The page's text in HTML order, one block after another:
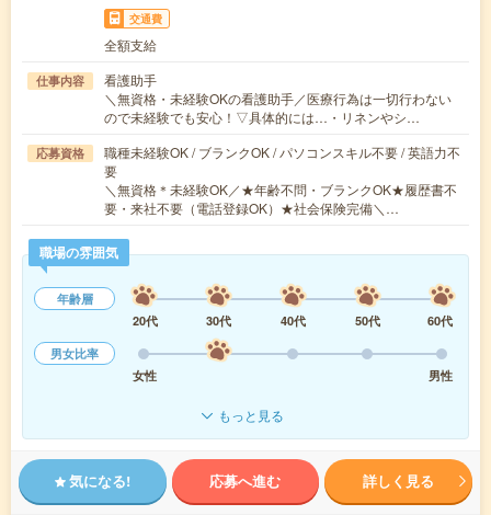
交通費
全額支給
仕事内容
看護助手
＼無資格・未経験OKの看護助手／医療行為は一切行わない
ので未経験でも安心！▽具体的には…・リネンやシ…
応募資格
職種未経験OK / ブランクOK / パソコンスキル不要 / 英語力不
要
＼無資格＊未経験OK／★年齢不問・ブランクOK★履歴書不
要・来社不要（電話登録OK）★社会保険完備＼…
職場の雰囲気
年齢層
20代
30代 40代 50代
60代
男女比率
女性
男性
もっと見る
気になる! 応募へ進む 詳しく見る